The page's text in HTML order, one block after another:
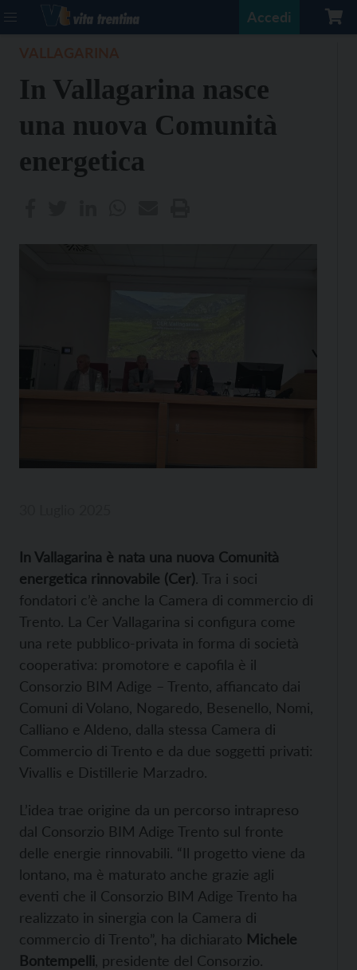
Accedi
In Vallagarina nasce
una nuova Comunità
energetica
In Vallagarina è nata una nuova Comunità
energetica rinnovabile (Cer). Tra i soci
fondatori c’è anche la Camera di commercio di
Trento. La Cer Vallagarina si configura come
una rete pubblico-privata in forma di società
cooperativa: promotore e capofila è il
Consorzio BIM Adige – Trento, affiancato dai
Comuni di Volano, Nogaredo, Besenello, Nomi,
Calliano e Aldeno, dalla stessa Camera di
Commercio di Trento e da due soggetti privati:
Vivallis e Distillerie Marzadro.
L’idea trae origine da un percorso intrapreso
dal Consorzio BIM Adige Trento sul fronte
delle energie rinnovabili. “Il progetto viene da
lontano, ma è maturato anche grazie agli
eventi che il Consorzio BIM Adige Trento ha
realizzato in sinergia con la Camera di
commercio di Trento”, ha dichiarato Michele
Bontempelli , presidente del Consorzio.